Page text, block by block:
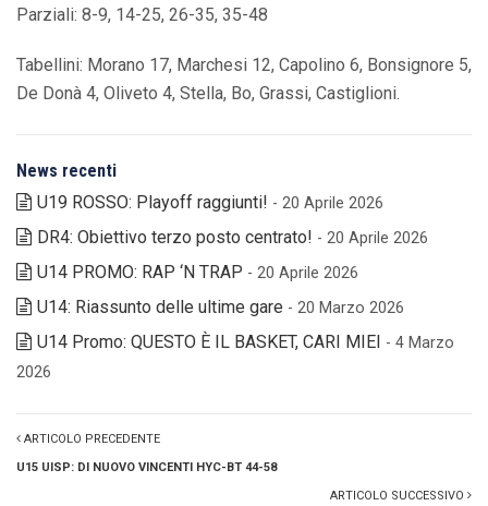
Parziali: 8-9, 14-25, 26-35, 35-48
Tabellini: Morano 17, Marchesi 12, Capolino 6, Bonsignore 5,
De Donà 4, Oliveto 4, Stella, Bo, Grassi, Castiglioni.
News recenti
U19 ROSSO: Playoff raggiunti! - 20 Aprile 2026
DR4: Obiettivo terzo posto centrato! - 20 Aprile 2026
U14 PROMO: RAP ‘N TRAP - 20 Aprile 2026
U14: Riassunto delle ultime gare - 20 Marzo 2026
U14 Promo: QUESTO È IL BASKET, CARI MIEI - 4 Marzo
2026
ARTICOLO PRECEDENTE
U15 UISP: DI NUOVO VINCENTI HYC-BT 44-58
ARTICOLO SUCCESSIVO